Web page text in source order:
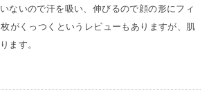
ないので汗を吸い、伸びるので顔の形にフィ
がくっつくというレビューもありますが、肌
ます。